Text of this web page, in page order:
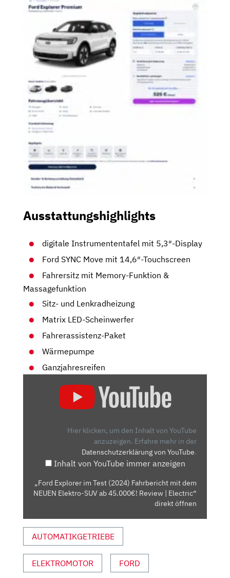
Ausstattungshighlights
digitale Instrumententafel mit 5,3″-Display
Ford SYNC Move mit 14,6″-Touchscreen
Fahrersitz mit Memory-Funktion &
Massagefunktion
Sitz- und Lenkradheizung
Matrix LED-Scheinwerfer
Fahrerassistenz-Paket
Wärmepumpe
Ganzjahresreifen
EXPLORER
NEUEN
ELEKTRO-
45.000€!
REVIEW
|
ELECTRIC“
Hier klicken, um den Inhalt von YouTube
anzuzeigen. Erfahre mehr in der
Datenschutzerklärung von YouTube.
Inhalt von YouTube immer anzeigen
„Ford Explorer im Test (2024) Fahrbericht mit dem
NEUEN Elektro-SUV ab 45.000€! Review | Electric“
direkt öffnen
AUTOMATIKGETRIEBE
ELEKTROMOTOR FORD